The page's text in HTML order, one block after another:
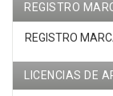
REGISTRO
REGISTRO
LICENCIAS DE